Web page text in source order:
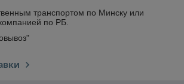
транспортом по Минску или
по РБ.